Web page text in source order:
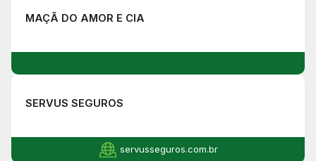
MAÇÃ DO AMOR E CIA
SERVUS SEGUROS
servusseguros.com.br